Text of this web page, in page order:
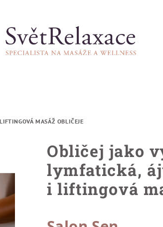
MASÁŽ OBLIČEJE
Obličej jako
lymfatická,
i liftingová